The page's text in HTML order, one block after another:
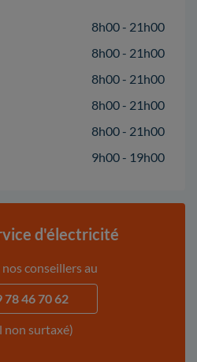
8h00 - 21h00
8h00 - 21h00
8h00 - 21h00
8h00 - 21h00
8h00 - 21h00
9h00 - 19h00
d'électricité
conseillers au
78 46 70 62
non surtaxé)